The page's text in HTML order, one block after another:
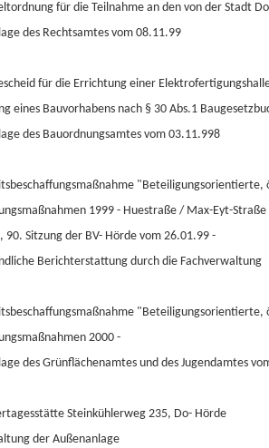
für die Teilnahme an den von der Stadt
des Rechtsamtes vom 08.11.99
für die Errichtung einer
eines Bauvorhabens nach § 30 Abs.1
des Bauordnungsamtes vom 03.11.998
1999 - Huestraße / Max-Eyt-Straße
90. Sitzung der BV- Hörde vom 26.01.99 -
Berichterstattung durch die Fachverwaltung
2000 -
des Grünflächenamtes und des Jugendamtes
Steinkühlerweg 235, Do- Hörde
der Außenanlage